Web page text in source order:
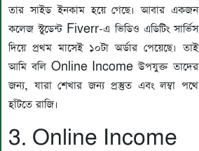
তার সাইড ইনকাম হয়ে গেছে। আবার একজন
কলেজ স্টুডেন্ট Fiverr-এ ভিডিও এডিটিং সার্ভিস
দিয়ে প্রথম মাসেই ১০টা অর্ডার পেয়েছে। তাই
আমি বলি Online Income উপযুক্ত তাদের
জন্য, যারা শেখার জন্য প্রস্তুত এবং লম্বা পথে
হাঁটতে রাজি।
3. Online Income